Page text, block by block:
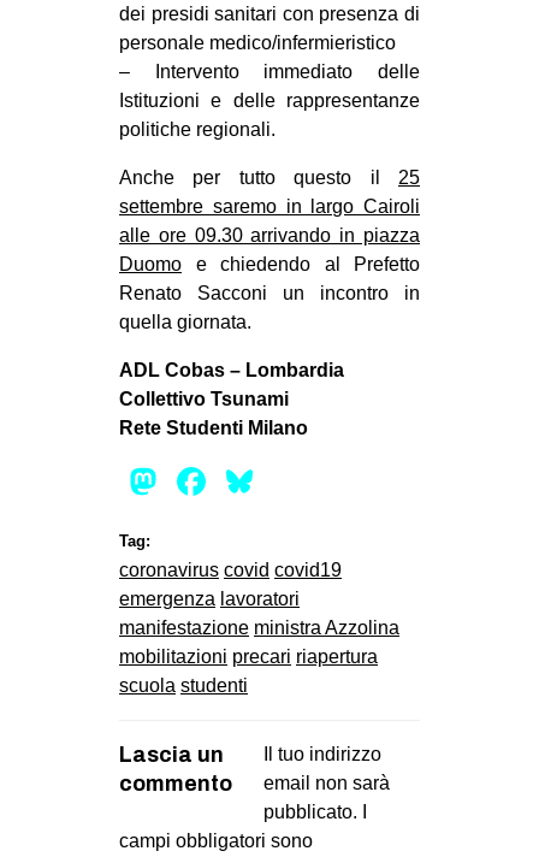
dei presidi sanitari con presenza di
personale medico/infermieristico
– Intervento immediato delle
Istituzioni e delle rappresentanze
politiche regionali.
Anche per tutto questo il 25
settembre saremo in largo Cairoli
alle ore 09.30 arrivando in piazza
Duomo e chiedendo al Prefetto
Renato Sacconi un incontro in
quella giornata.
ADL Cobas – Lombardia
Collettivo Tsunami
Rete Studenti Milano
Mastodon
Facebook
Tag:
coronavirus covid covid19
emergenza lavoratori
manifestazione ministra Azzolina
mobilitazioni precari riapertura
scuola studenti
Lascia un
commento
Il tuo indirizzo
email non sarà
pubblicato.
campi obbligatori sono